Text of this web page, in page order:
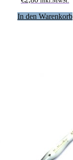
In den Warenkorb